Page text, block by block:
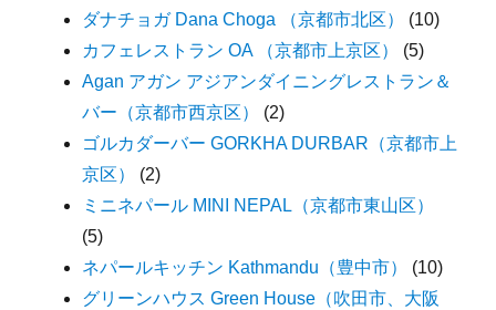
ダナチョガ Dana Choga （京都市北区）
(10)
カフェレストラン OA （京都市上京区）
(5)
Agan アガン アジアンダイニングレストラン＆
バー（京都市西京区）
(2)
ゴルカダーバー GORKHA DURBAR（京都市上
京区）
(2)
ミニネパール MINI NEPAL（京都市東山区）
(5)
ネパールキッチン Kathmandu（豊中市）
(10)
グリーンハウス Green House（吹田市、大阪